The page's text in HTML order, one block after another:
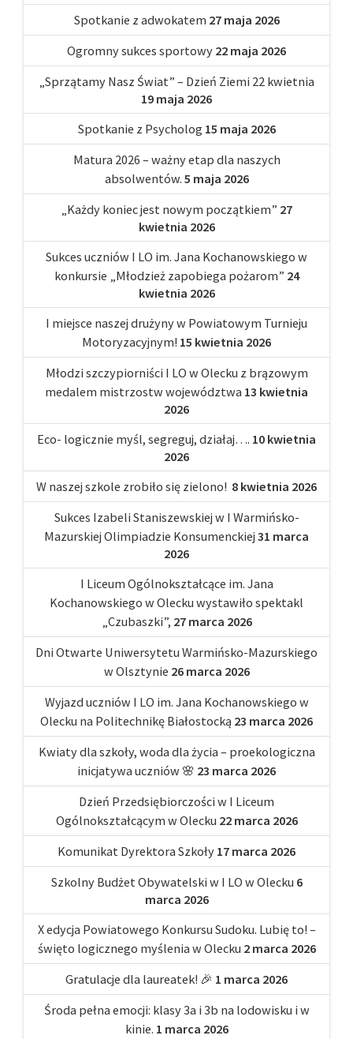
Spotkanie z adwokatem 27 maja 2026
Ogromny sukces sportowy 22 maja 2026
„Sprzątamy Nasz Świat” – Dzień Ziemi 22 kwietnia
19 maja 2026
Spotkanie z Psycholog 15 maja 2026
Matura 2026 – ważny etap dla naszych
absolwentów. 5 maja 2026
„Każdy koniec jest nowym początkiem” 27
kwietnia 2026
Sukces uczniów I LO im. Jana Kochanowskiego w
konkursie „Młodzież zapobiega pożarom” 24
kwietnia 2026
I miejsce naszej drużyny w Powiatowym Turnieju
Motoryzacyjnym! 15 kwietnia 2026
Młodzi szczypiorniści I LO w Olecku z brązowym
medalem mistrzostw województwa 13 kwietnia
2026
Eco- logicznie myśl, segreguj, działaj…. 10 kwietnia
2026
W naszej szkole zrobiło się zielono! 8 kwietnia 2026
Sukces Izabeli Staniszewskiej w I Warmińsko-
Mazurskiej Olimpiadzie Konsumenckiej 31 marca
2026
I Liceum Ogólnokształcące im. Jana
Kochanowskiego w Olecku wystawiło spektakl
„Czubaszki”, 27 marca 2026
Dni Otwarte Uniwersytetu Warmińsko-Mazurskiego
w Olsztynie 26 marca 2026
Wyjazd uczniów I LO im. Jana Kochanowskiego w
Olecku na Politechnikę Białostocką 23 marca 2026
Kwiaty dla szkoły, woda dla życia – proekologiczna
inicjatywa uczniów 🌸 23 marca 2026
Dzień Przedsiębiorczości w I Liceum
Ogólnokształcącym w Olecku 22 marca 2026
Komunikat Dyrektora Szkoły 17 marca 2026
Szkolny Budżet Obywatelski w I LO w Olecku 6
marca 2026
X edycja Powiatowego Konkursu Sudoku. Lubię to! –
święto logicznego myślenia w Olecku 2 marca 2026
Gratulacje dla laureatek! 🎉 1 marca 2026
Środa pełna emocji: klasy 3a i 3b na lodowisku i w
kinie. 1 marca 2026